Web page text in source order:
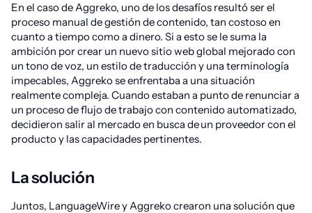
En el caso de Aggreko, uno de los desafíos resultó ser el
proceso manual de gestión de contenido, tan costoso en
cuanto a tiempo como a dinero. Si a esto se le suma la
ambición por crear un nuevo sitio web global mejorado con
un tono de voz, un estilo de traducción y una terminología
impecables, Aggreko se enfrentaba a una situación
realmente compleja. Cuando estaban a punto de renunciar a
un proceso de flujo de trabajo con contenido automatizado,
decidieron salir al mercado en busca de un proveedor con el
producto y las capacidades pertinentes.
La solución
Juntos, LanguageWire y Aggreko crearon una solución que